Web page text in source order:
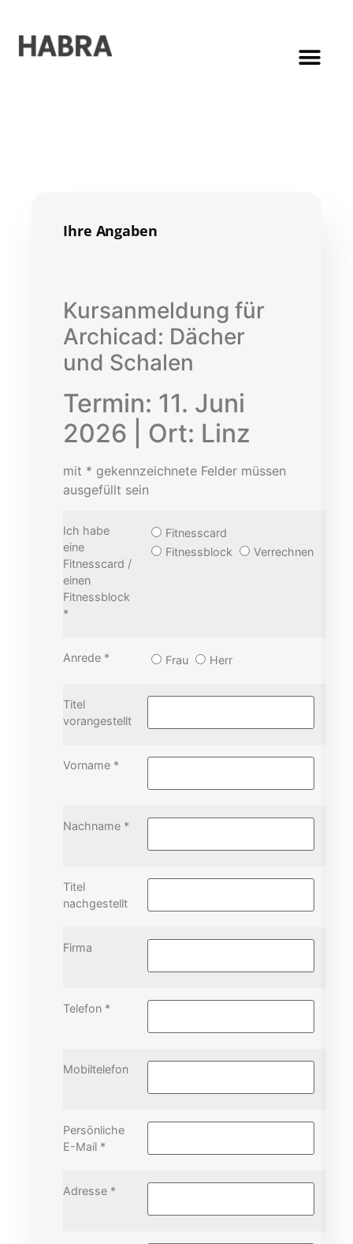
Ihre Angaben
Kursanmeldung für
Archicad: Dächer
und Schalen
Termin: 11. Juni
2026 | Ort: Linz
mit * gekennzeichnete Felder müssen
ausgefüllt sein
Ich habe
eine
Fitnesscard /
einen
Fitnessblock
*
Fitnesscard
Fitnessblock
Verrechnen
Anrede * Frau Herr
Titel
vorangestellt
Vorname *
Nachname *
Titel
nachgestellt
Firma
Telefon *
Mobiltelefon
Persönliche
E-Mail *
Adresse *